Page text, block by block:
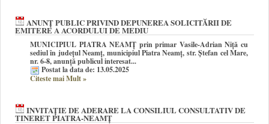
ANUNŢ PUBLIC PRIVIND DEPUNEREA SOLICITĂRII DE
EMITERE A ACORDULUI DE MEDIU
MUNICIPIUL PIATRA NEAMȚ prin primar Vasile-Adrian Niță cu
sediul în județul Neamț, municipiul Piatra Neamț, str. Ștefan cel Mare,
nr. 6-8, anunță publicul interesat...
Postat la data de: 13.05.2025
Citeste mai Mult»
INVITAŢIE DE ADERARE LA CONSILIUL CONSULTATIV DE
TINERET PIATRA-NEAMȚ